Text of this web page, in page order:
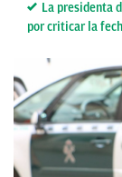
La presidenta
por criticar la